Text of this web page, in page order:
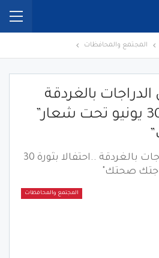
المجتمع والمحافظات
الدراجات بالغردقة
..احتفالا بثورة 30 يونيو تحت شعار”
انطلاق ماراثون الدراجات بالغردقة ..احتفالا بثورة 30
صحتك"
المجتمع والمحافظات